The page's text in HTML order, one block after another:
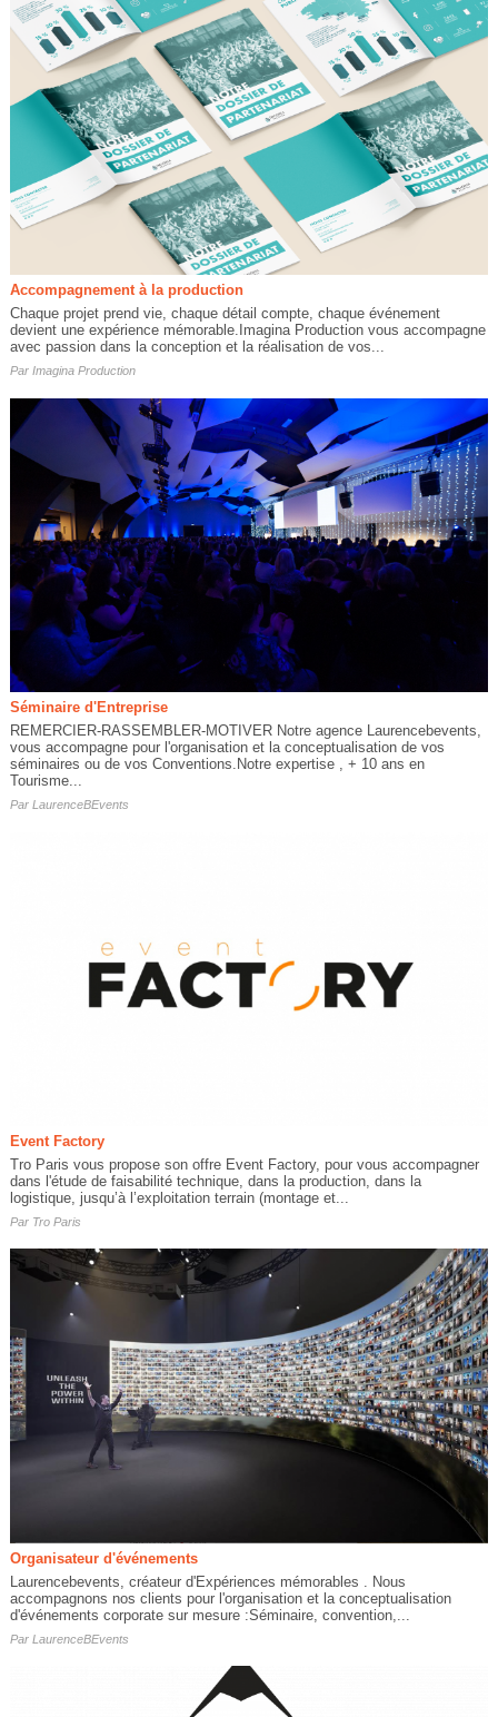
Accompagnement à la production
Chaque projet prend vie, chaque détail compte, chaque événement
devient une expérience mémorable.Imagina Production vous accompagne
avec passion dans la conception et la réalisation de vos...
Par Imagina Production
Séminaire d'Entreprise
REMERCIER-RASSEMBLER-MOTIVER Notre agence Laurencebevents,
vous accompagne pour l'organisation et la conceptualisation de vos
séminaires ou de vos Conventions.Notre expertise , + 10 ans en
Tourisme...
Par LaurenceBEvents
Event Factory
Tro Paris vous propose son offre Event Factory, pour vous accompagner
dans l'étude de faisabilité technique, dans la production, dans la
logistique, jusqu’à l’exploitation terrain (montage et...
Par Tro Paris
Organisateur d'événements
Laurencebevents, créateur d'Expériences mémorables . Nous
accompagnons nos clients pour l'organisation et la conceptualisation
d'événements corporate sur mesure :Séminaire, convention,...
Par LaurenceBEvents